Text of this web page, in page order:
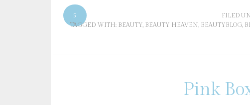
5 FILED
TAGGED WITH: BEAUTY, BEAUTY HEAVEN, BEAUTYBLOG,
Pink